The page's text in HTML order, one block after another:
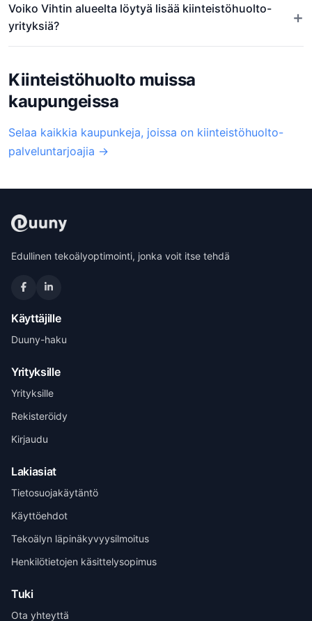
Voiko Vihtin alueelta löytyä lisää kiinteistöhuolto-
yrityksiä?
+
Kiinteistöhuolto muissa
kaupungeissa
Selaa kaikkia kaupunkeja, joissa on kiinteistöhuolto-
palveluntarjoajia →
Edullinen tekoälyoptimointi, jonka voit itse tehdä
Käyttäjille
Duuny-haku
Yrityksille
Yrityksille
Rekisteröidy
Kirjaudu
Lakiasiat
Tietosuojakäytäntö
Käyttöehdot
Tekoälyn läpinäkyvyysilmoitus
Henkilötietojen käsittelysopimus
Tuki
Ota yhteyttä
Henri Vuolle
Yhteisperustaja, Duuny